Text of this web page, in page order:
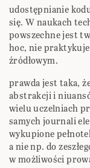
udostępnianie
się. W naukach
powszechne jest
hoc, nie
źródłowym.
prawda jest taka,
abstrakcji i
wielu uczelniach
samych journali
wykupione
a nie np. do
w możliwości